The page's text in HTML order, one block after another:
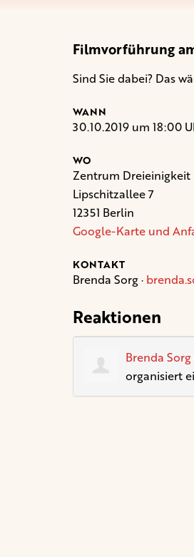
Filmvorführung
Sind Sie dabei? Das
WANN
30.10.2019 um 18:00
WO
Zentrum Dreieinigkeit
Lipschitzallee 7
12351 Berlin
Google-Karte und
KONTAKT
Brenda Sorg ·
Reaktionen
Brenda Sorg
organisiert